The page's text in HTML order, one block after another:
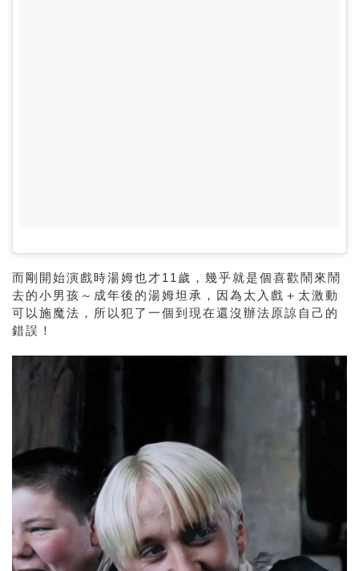
而剛開始演戲時湯姆也才11歲，幾乎就是個喜歡鬧來鬧
去的小男孩～成年後的湯姆坦承，因為太入戲＋太激動
可以施魔法，所以犯了一個到現在還沒辦法原諒自己的
錯誤！